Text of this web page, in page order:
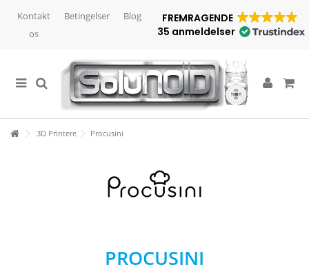
Betingelser Blog
Kontakt
os
FREMRAGENDE
35 anmeldelser
3D Printere Procusini
PROCUSINI